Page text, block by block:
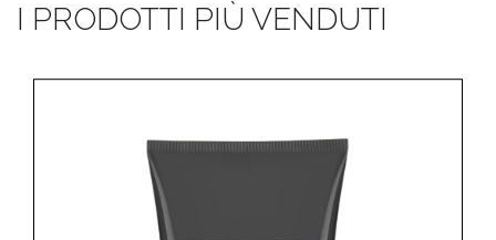
I PRODOTTI PIÙ VENDUTI